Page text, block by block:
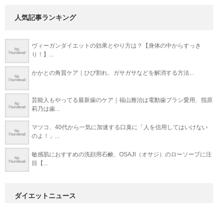
人気記事ランキング
ヴィーガンダイエットの効果とやり方は？【身体の中からすっき
り！】...
かかとの角質ケア｜ひび割れ、ガサガサなどを解消する方法...
芸能人もやってる最新歯のケア｜福山雅治は電動歯ブラシ愛用、指原
莉乃は歯...
マツコ、40代から一気に加速する口臭に「人を信用してはいけない
のよ！」...
敏感肌におすすめの洗顔用石鹸、OSAJI（オサジ）のローソープに注
目【...
ダイエットニュース